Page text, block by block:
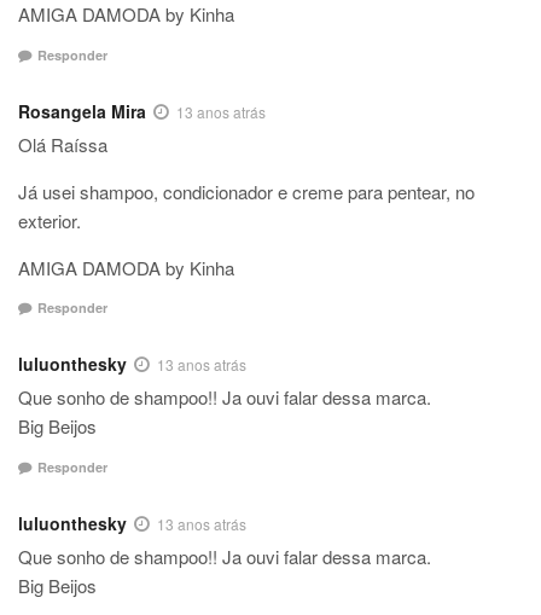
AMIGA DAMODA by Kinha
Responder
Rosangela Mira 13 anos atrás
Olá Raíssa
Já usei shampoo, condicionador e creme para pentear, no
exterior.
AMIGA DAMODA by Kinha
Responder
luluonthesky 13 anos atrás
Que sonho de shampoo!! Ja ouvi falar dessa marca.
Big Beijos
Responder
luluonthesky 13 anos atrás
Que sonho de shampoo!! Ja ouvi falar dessa marca.
Big Beijos